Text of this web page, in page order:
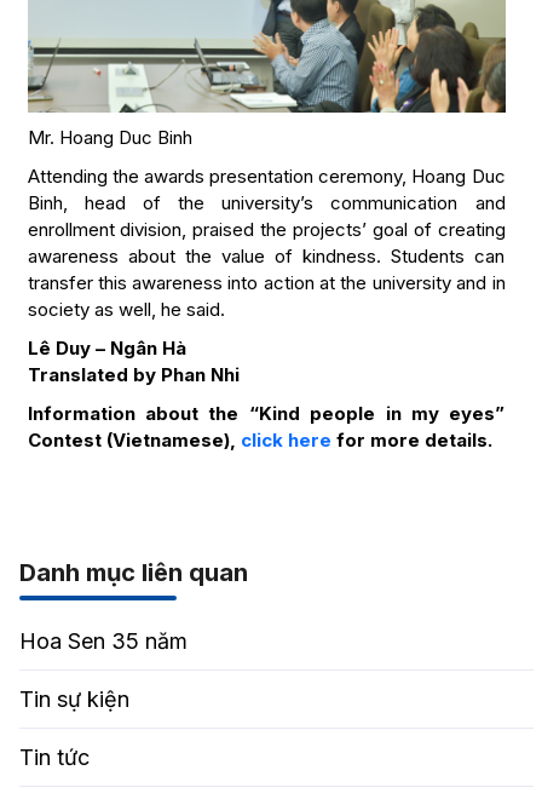
Mr. Hoang Duc Binh
Attending the awards presentation ceremony, Hoang Duc
Binh, head of the university’s communication and
enrollment division, praised the projects’ goal of creating
awareness about the value of kindness. Students can
transfer this awareness into action at the university and in
society as well, he said.
Lê Duy – Ngân Hà
Translated by Phan Nhi
Information about the “Kind people in my eyes”
Contest (Vietnamese), click here for more details.
Danh mục liên quan
Hoa Sen 35 năm
Tin sự kiện
Tin tức